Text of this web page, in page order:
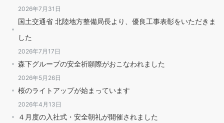
2026年7月31日
国土交通省 北陸地方整備局長より、優良工事表彰をいただきま
した
2026年7月17日
森下グループの安全祈願際がおこなわれました
2026年5月26日
桜のライトアップが始まっています
2026年4月13日
４月度の入社式・安全朝礼が開催されました